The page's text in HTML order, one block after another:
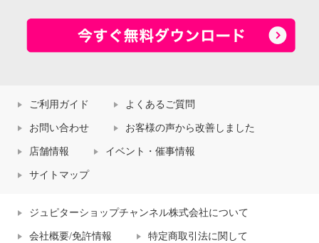
ご利用ガイド よくあるご質問
お問い合わせ お客様の声から改善しました
店舗情報 イベント・催事情報
サイトマップ
ジュピターショップチャンネル株式会社について
会社概要/免許情報 特定商取引法に関して